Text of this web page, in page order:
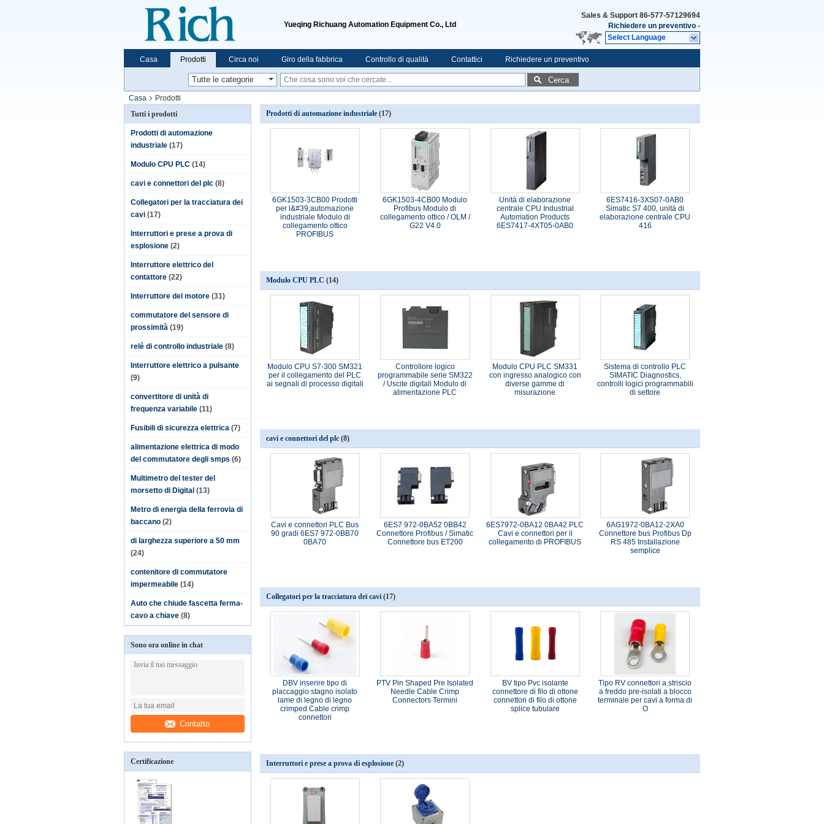
Yueqing Richuang Automation Equipment Co., Ltd
Sales & Support 86-577-57129694
Richiedere un preventivo -
Select Language
Casa Prodotti Circa noi Giro della fabbrica Controllo di qualità Contattici Richiedere un preventivo
Cerca
Casa
Prodotti
Tutti i prodotti
Prodotti di automazione
industriale (17)
Modulo CPU PLC (14)
cavi e connettori del plc (8)
Collegatori per la tracciatura dei
cavi (17)
Interruttori e prese a prova di
esplosione (2)
Interruttore elettrico del
contattore (22)
Interruttore del motore (31)
commutatore del sensore di
prossimità (19)
relè di controllo industriale (8)
Interruttore elettrico a pulsante
(9)
convertitore di unità di
frequenza variabile (11)
Fusibili di sicurezza elettrica (7)
alimentazione elettrica di modo
del commutatore degli smps (6)
Multimetro del tester del
morsetto di Digital (13)
Metro di energia della ferrovia di
baccano (2)
di larghezza superiore a 50 mm
(24)
contenitore di commutatore
impermeabile (14)
Auto che chiude fascetta ferma-
cavo a chiave (8)
Sono ora online in chat
Contatto
Certificazione
Prodotti di automazione industriale (17)
6GK1503-3CB00 Prodotti
per l&#39;automazione
industriale Modulo di
collegamento ottico
PROFIBUS
6GK1503-4CB00 Modulo
Profibus Modulo di
collegamento ottico / OLM /
G22 V4.0
Unità di elaborazione
centrale CPU Industrial
Automation Products
6ES7417-4XT05-0AB0
6ES7416-3XS07-0AB0
Simatic S7 400, unità di
elaborazione centrale CPU
416
Modulo CPU PLC (14)
Modulo CPU S7-300 SM321
per il collegamento del PLC
ai segnali di processo digitali
Controllore logico
programmabile serie SM322
/ Uscite digitali Modulo di
alimentazione PLC
Modulo CPU PLC SM331
con ingresso analogico con
diverse gamme di
misurazione
Sistema di controllo PLC
SIMATIC Diagnostics,
controlli logici programmabili
di settore
cavi e connettori del plc (8)
Cavi e connettori PLC Bus
90 gradi 6ES7 972-0BB70
0BA70
6ES7 972-0BA52 0BB42
Connettore Profibus / Simatic
Connettore bus ET200
6ES7972-0BA12 0BA42 PLC
Cavi e connettori per il
collegamento di PROFIBUS
6AG1972-0BA12-2XA0
Connettore bus Profibus Dp
RS 485 Installazione
semplice
Collegatori per la tracciatura dei cavi (17)
DBV inserire tipo di
placcaggio stagno isolato
lame di legno di legno
crimped Cable crimp
connettori
PTV Pin Shaped Pre Isolated
Needle Cable Crimp
Connectors Termini
BV tipo Pvc isolante
connettore di filo di ottone
connettori di filo di ottone
splice tubulare
Tipo RV connettori a striscio
a freddo pre-isolati a blocco
terminale per cavi a forma di
O
Interruttori e prese a prova di esplosione (2)